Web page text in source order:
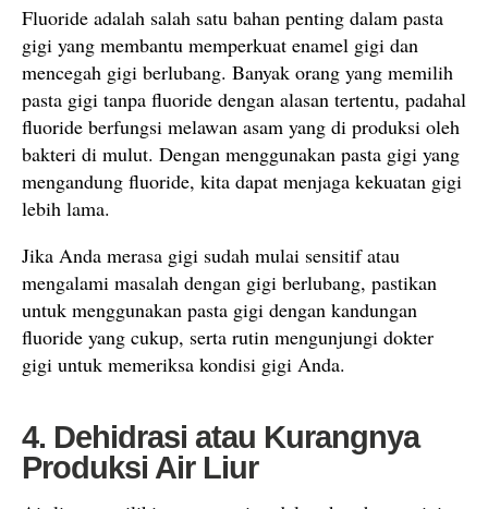
Fluoride adalah salah satu bahan penting dalam pasta
gigi yang membantu memperkuat enamel gigi dan
mencegah gigi berlubang. Banyak orang yang memilih
pasta gigi tanpa fluoride dengan alasan tertentu, padahal
fluoride berfungsi melawan asam yang di produksi oleh
bakteri di mulut. Dengan menggunakan pasta gigi yang
mengandung fluoride, kita dapat menjaga kekuatan gigi
lebih lama.
Jika Anda merasa gigi sudah mulai sensitif atau
mengalami masalah dengan gigi berlubang, pastikan
untuk menggunakan pasta gigi dengan kandungan
fluoride yang cukup, serta rutin mengunjungi dokter
gigi untuk memeriksa kondisi gigi Anda.
4. Dehidrasi atau Kurangnya
Produksi Air Liur